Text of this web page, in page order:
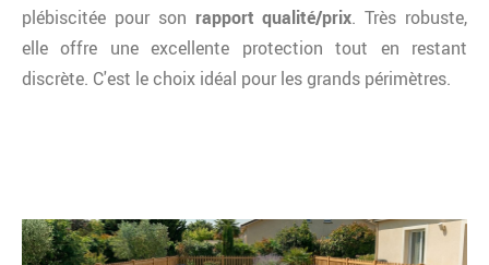
plébiscitée pour son rapport qualité/prix. Très robuste,
elle offre une excellente protection tout en restant
discrète. C'est le choix idéal pour les grands périmètres.